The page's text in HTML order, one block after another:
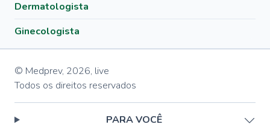
Dermatologista
Ginecologista
© Medprev, 2026, live
Todos os direitos reservados
PARA VOCÊ